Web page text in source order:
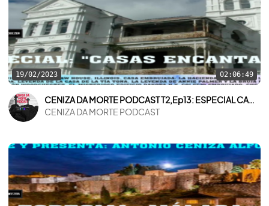
19/02/2023 02:06:49
CENIZA DA MORTE PODCAST T2,Ep13: ESPECIAL CASAS ENCANTADAS
CENIZA DA MORTE PODCAST